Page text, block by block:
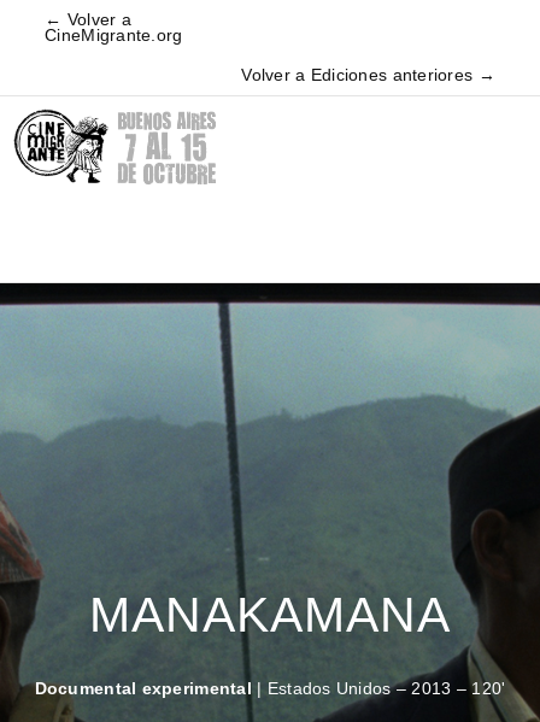
← Volver a
CineMigrante.org
Volver a Ediciones anteriores →
MANAKAMANA
Documental experimental | Estados Unidos – 2013 – 120'